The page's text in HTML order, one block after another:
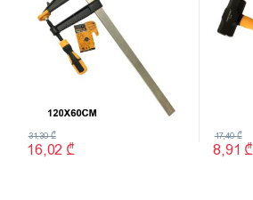
16,02 ₾
31,30₾
8,91 ₾
17,40₾